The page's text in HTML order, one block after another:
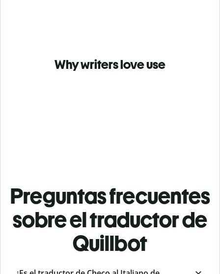
Why writers love use
Preguntas frecuentes
sobre el traductor de
Quillbot